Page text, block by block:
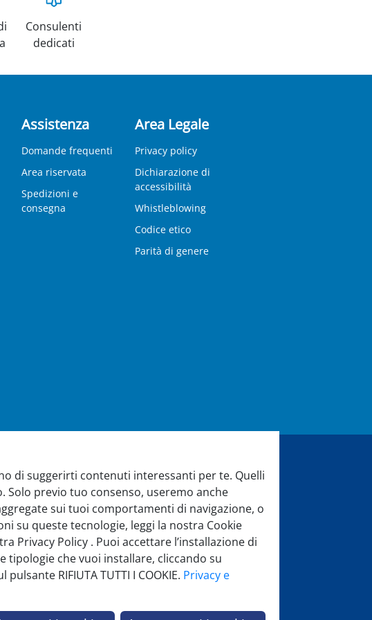
di suggerirti contenuti interessanti per te. Quelli
previo tuo consenso, useremo anche
sui tuoi comportamenti di navigazione, o
su queste tecnologie, leggi la nostra Cookie
Privacy Policy . Puoi accettare l’installazione di
tipologie che vuoi installare, cliccando su
RIFIUTA TUTTI I COOKIE. Privacy e
Consulenti
dedicati
Assistenza
Domande frequenti
Area riservata
Spedizioni e
consegna
Area Legale
Privacy policy
Dichiarazione di
accessibilità
Whistleblowing
Codice etico
Parità di genere
di aiuto?
servizio di assistenza sarà lieto di aiutarti
orari:
08:30-13 | 14:00-18
una